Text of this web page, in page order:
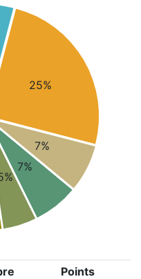
25%
7%
7%
Points